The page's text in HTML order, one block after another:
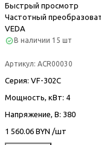
Быстрый просмотр
Частотный
VEDA
В наличии 15 шт
Артикул: ACR00030
Серия: VF-302С
Мощность, кВт: 4
Напряжение, В: 380
1 560.06 BYN /шт